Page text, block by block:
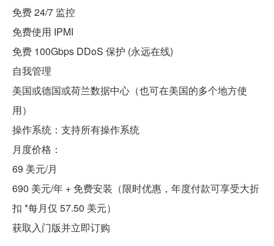
免费 24/7 监控
免费使用 IPMI
免费 100Gbps DDoS 保护 (永远在线)
自我管理
美国或德国或荷兰数据中心（也可在美国的多个地方使
用）
操作系统：支持所有操作系统
月度价格：
69 美元/月
690 美元/年 + 免费安装（限时优惠，年度付款可享受大折
扣 *每月仅 57.50 美元）
获取入门版并立即订购